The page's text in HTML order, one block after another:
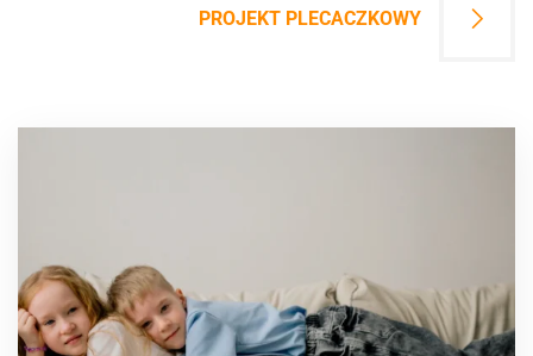
PROJEKT PLECACZKOWY